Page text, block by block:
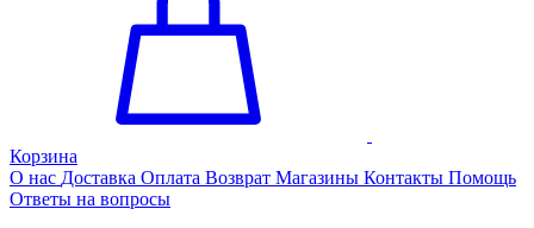
Корзина
О нас Доставка Оплата Возврат Магазины Контакты Помощь
Ответы на вопросы